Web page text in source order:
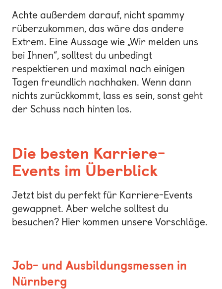
Achte außerdem darauf, nicht spammy
rüberzukommen, das wäre das andere
Extrem. Eine Aussage wie „Wir melden uns
bei Ihnen“, solltest du unbedingt
respektieren und maximal nach einigen
Tagen freundlich nachhaken. Wenn dann
nichts zurückkommt, lass es sein, sonst geht
der Schuss nach hinten los.
Die besten Karriere-
Events im Überblick
Jetzt bist du perfekt für Karriere-Events
gewappnet. Aber welche solltest du
besuchen? Hier kommen unsere Vorschläge.
Job- und Ausbildungsmessen in
Nürnberg